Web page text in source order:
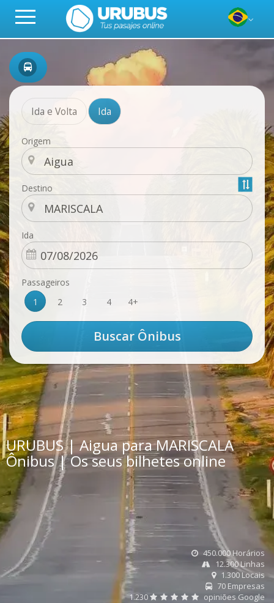
Ida e Volta Ida
Origem
Destino
Ida
Passageiros
1
2 3 4 4+
URUBUS | Aigua para MARISCALA
Ônibus | Os seus bilhetes online
450.000 Horários
12.300 Linhas
1.300 Locais
70 Empresas
1.230
opiniões Google